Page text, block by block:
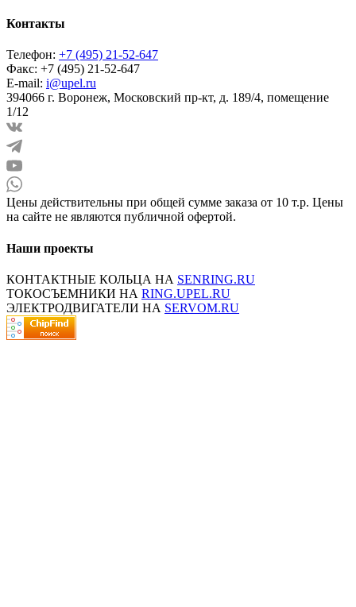
Контакты
Телефон: +7 (495) 21-52-647
Факс: +7 (495) 21-52-647
E-mail: i@upel.ru
394066 г. Воронеж, Московский пр-кт, д. 189/4, помещение
1/12
Цены действительны при общей сумме заказа от 10 т.р. Цены
на сайте не являются публичной офертой.
Наши проекты
КОНТАКТНЫЕ КОЛЬЦА НА SENRING.RU
ТОКОСЪЕМНИКИ НА RING.UPEL.RU
ЭЛЕКТРОДВИГАТЕЛИ НА SERVOM.RU